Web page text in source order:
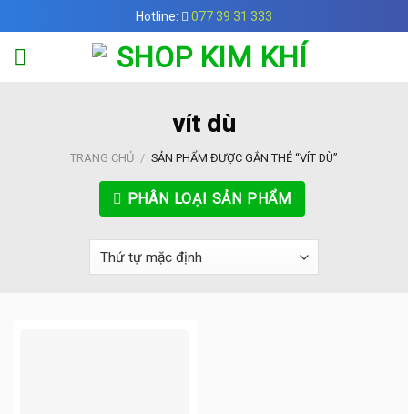
to
content
Hotline: 077 39 31 333
vít dù
TRANG CHỦ / SẢN PHẨM ĐƯỢC GẮN THẺ “VÍT DÙ”
PHÂN LOẠI SẢN PHẨM